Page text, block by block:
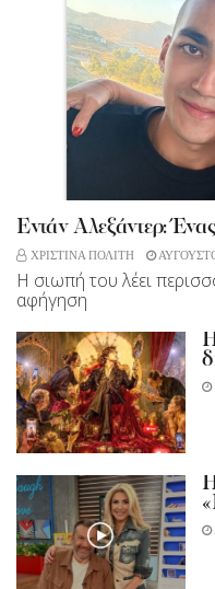
Εντάν Αλεξάντερ:
ΧΡΙΣΤΙΝΑ ΠΟΛΙΤΗ
Η σιωπή του λέει
αφήγηση